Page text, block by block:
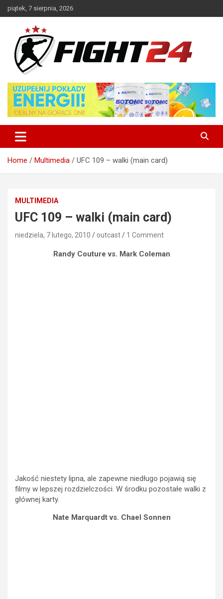
Skip
to
piątek, 7 sierpnia, 2026
FIGHT24.PL – MMA i K-1, UFC
Home Multimedia UFC 109 – walki (main card)
MULTIMEDIA
UFC 109 – walki (main card)
niedziela, 7 lutego, 2010 outcast 1 Comment
Randy Couture vs. Mark Coleman
Jakość niestety lipna, ale zapewne niedługo pojawią się
filmy w lepszej rozdzielczości. W środku pozostałe walki z
głównej karty.
Nate Marquardt vs. Chael Sonnen